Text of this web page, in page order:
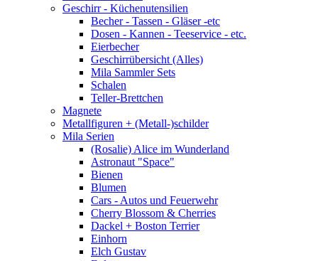
Geschirr - Küchenutensilien
Becher - Tassen - Gläser -etc
Dosen - Kannen - Teeservice - etc.
Eierbecher
Geschirrübersicht (Alles)
Mila Sammler Sets
Schalen
Teller-Brettchen
Magnete
Metallfiguren + (Metall-)schilder
Mila Serien
(Rosalie) Alice im Wunderland
Astronaut "Space"
Bienen
Blumen
Cars - Autos und Feuerwehr
Cherry Blossom & Cherries
Dackel + Boston Terrier
Einhorn
Elch Gustav